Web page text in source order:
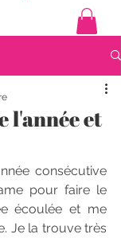
l'année et
consécutive
pour faire le
écoulée et me
Je la trouve très